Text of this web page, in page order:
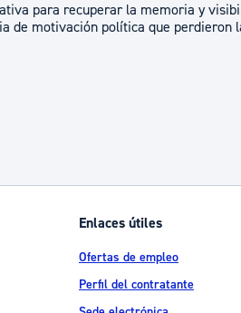
para recuperar la memoria y
de motivación política que perdieron
Enlaces útiles
Ofertas de empleo
Perfil del contratante